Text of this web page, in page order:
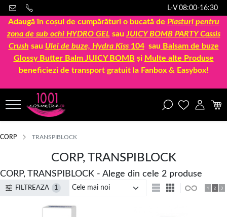
L-V 08:00-16:30
Adaugă în coșul de cumpărături o bucată de Plasturi pentru
zona de sub ochi HYDRO GEL sau JUICY BOMB PARTY Cassis
Crush sau Ulei de buze, Hydra Kiss 104sau Balsam de buze
Glossy Butter Balm JUICY BOMB și Multe alte Produse
beneficiezi de transport gratuit la Fanbox & Easybox!
CORP TRANSPIBLOCK
CORP, TRANSPIBLOCK
CORP, TRANSPIBLOCK - Alege din cele 2 produse
FILTREAZA 1